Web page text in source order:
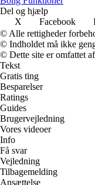
Del og hjælp
X
Facebook
© Alle rettigheder
© Indholdet må ikke
© Dette site er omfattet
Tekst
Gratis ting
Besparelser
Ratings
Guides
Brugervejledning
Vores videoer
Info
Få svar
Vejledning
Tilbagemelding
Ansættelse